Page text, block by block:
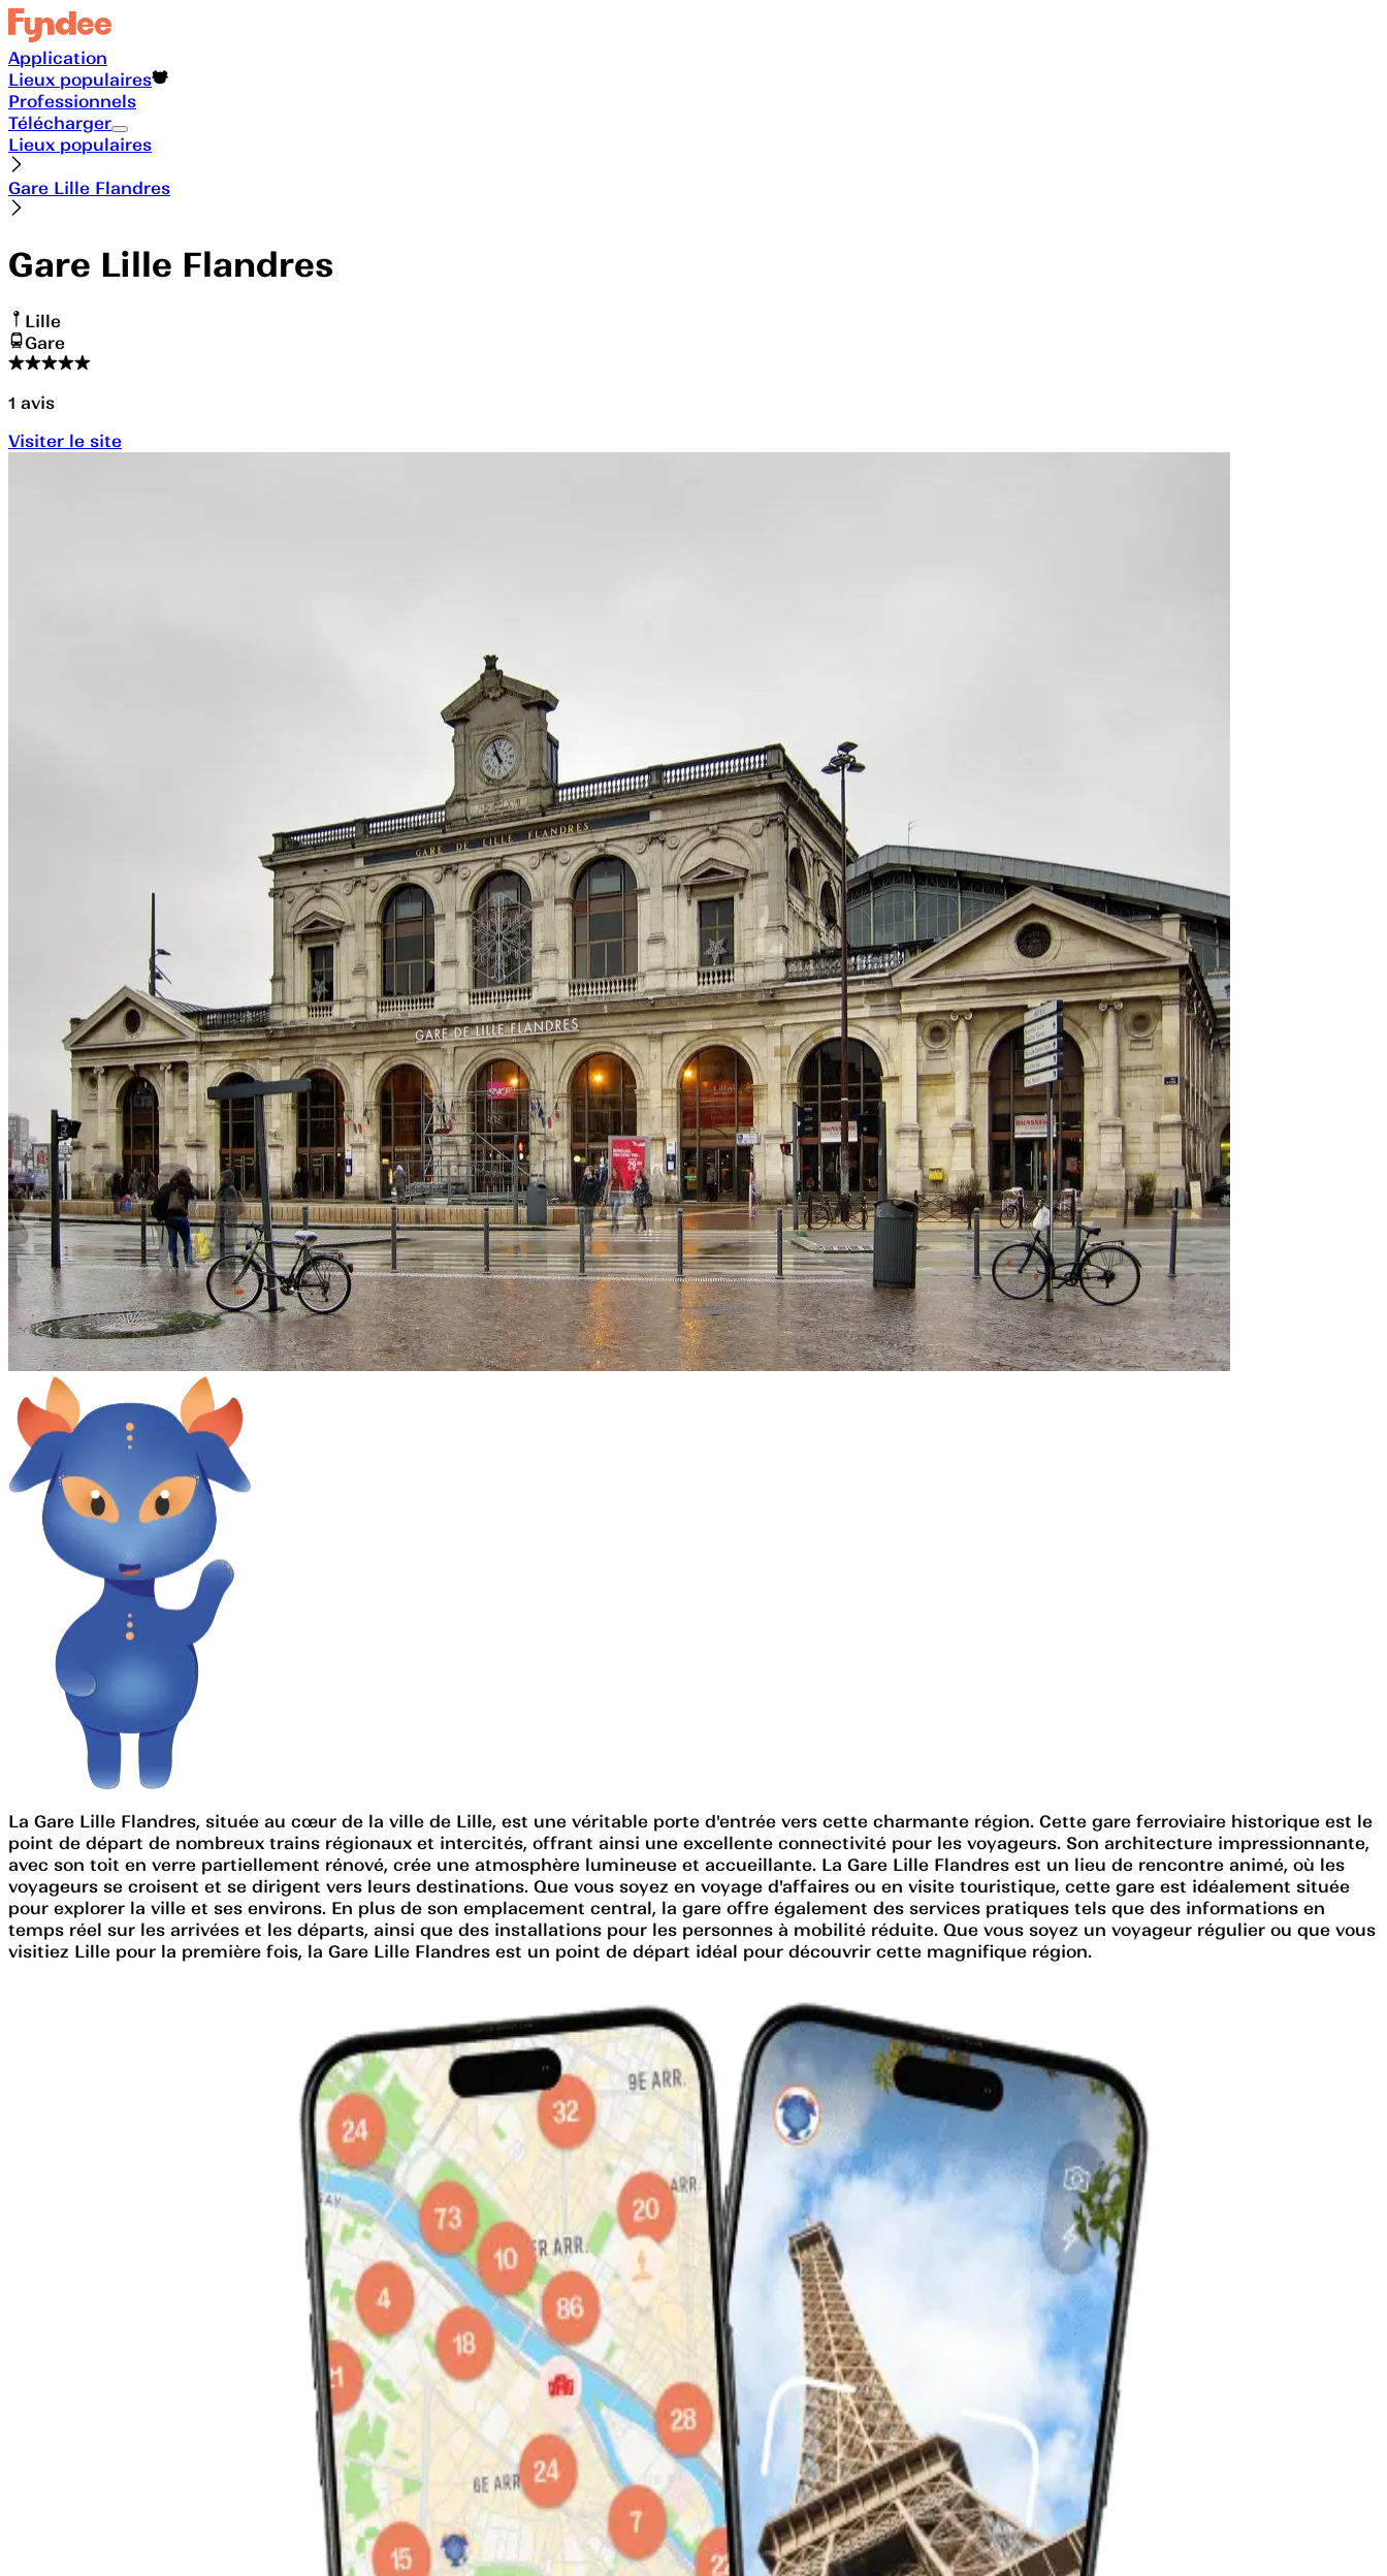
Application
Lieux populaires
Professionnels
Télécharger
Lieux populaires
Gare Lille Flandres
Gare Lille Flandres
Lille
Gare
1 avis
Visiter le site
La Gare Lille Flandres, située au cœur de la ville de Lille, est une véritable porte d'entrée vers cette charmante région. Cette gare ferroviaire historique est le
point de départ de nombreux trains régionaux et intercités, offrant ainsi une excellente connectivité pour les voyageurs. Son architecture impressionnante,
avec son toit en verre partiellement rénové, crée une atmosphère lumineuse et accueillante. La Gare Lille Flandres est un lieu de rencontre animé, où les
voyageurs se croisent et se dirigent vers leurs destinations. Que vous soyez en voyage d'affaires ou en visite touristique, cette gare est idéalement située
pour explorer la ville et ses environs. En plus de son emplacement central, la gare offre également des services pratiques tels que des informations en
temps réel sur les arrivées et les départs, ainsi que des installations pour les personnes à mobilité réduite. Que vous soyez un voyageur régulier ou que vous
visitiez Lille pour la première fois, la Gare Lille Flandres est un point de départ idéal pour découvrir cette magnifique région.